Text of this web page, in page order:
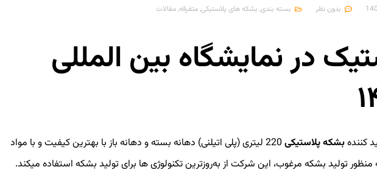
بدون نظر بسته بندی, بشکه های پلاستیکی,متفرقه,مقالات
در نمایشگاه بین المللی
کنندهبشکه پلاستیکی
220 لیتری (پلی اتیلنی) دهانه بسته و دهانه باز با بهترین کیفیت و با مواد
تولید بشکه مرغوب، این شرکت از به‌روزترین تکنولوژی ها برای تولید بشکه استفاده میکند.